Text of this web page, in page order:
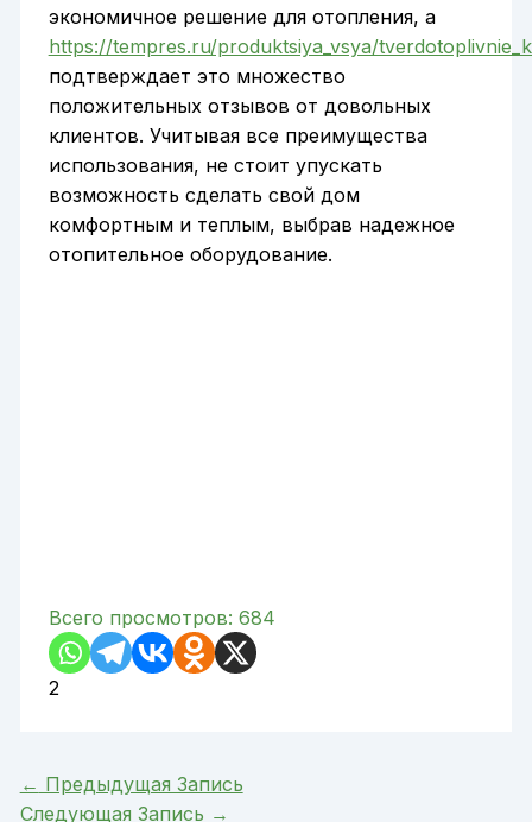
экономичное решение для отопления, а
https://tempres.ru/produktsiya_vsya/
подтверждает это множество
положительных отзывов от довольных
клиентов. Учитывая все преимущества
использования, не стоит упускать
возможность сделать свой дом
комфортным и теплым, выбрав надежное
отопительное оборудование.
Всего просмотров: 684
2
← Предыдущая Запись
Следующая Запись →